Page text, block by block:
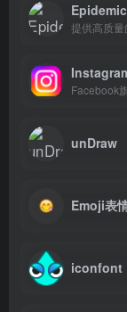
unDraw
Emoji表
iconfont